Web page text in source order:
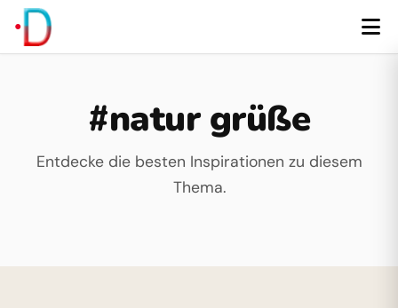
#natur grüße
Entdecke die besten Inspirationen zu diesem
Thema.